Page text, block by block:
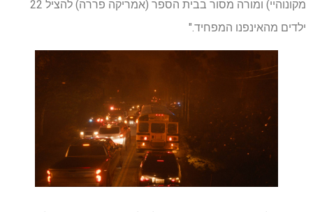
מקונוהיי) ומורה מסור בבית הספר (אמריקה פררה) להציל 22
ילדים מהאינפנו המפחיד."